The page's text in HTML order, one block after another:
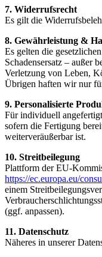
7. Widerrufsrecht
Es gilt die
8. Gewährleistung &
Es gelten die
Schadensersatz – außer
Verletzung von Leben,
Übrigen haften wir nur
9. Personalisierte
Für individuell
sofern die Fertigung
weiterveräußerbar ist.
10. Streitbeilegung
Plattform der EU-
https://ec.europa.eu/
einem
(ggf. anpassen).
11. Datenschutz
Näheres in unserer